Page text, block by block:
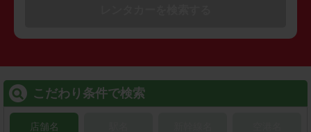
こだわり条件で検索
店舗名